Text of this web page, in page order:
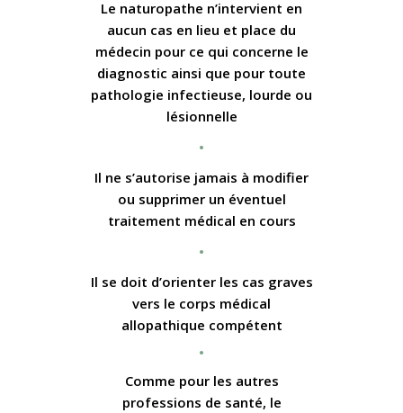
Le naturopathe n’intervient en
aucun cas en lieu et place du
médecin pour ce qui concerne le
diagnostic ainsi que pour toute
pathologie infectieuse, lourde ou
lésionnelle
•
Il ne s’autorise jamais à modifier
ou supprimer un éventuel
traitement médical en cours
•
Il se doit d’orienter les cas graves
vers le corps médical
allopathique compétent
•
Comme pour les autres
professions de santé, le